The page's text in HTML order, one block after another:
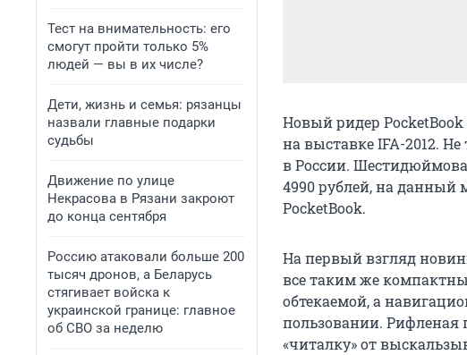
Тест на внимательность: его
смогут пройти только 5%
людей — вы в их числе?
Дети, жизнь и семья: рязанцы
назвали главные подарки
судьбы
Движение по улице
Некрасова в Рязани закроют
до конца сентября
Россию атаковали больше 200
тысяч дронов, а Беларусь
стягивает войска к
украинской границе: главное
об СВО за неделю
Новый ридер
на выставке IFA-2012.
в России.
4990 рублей, на данный
PocketBook.
На первый взгляд
все таким же
обтекаемой, а
пользовании. Рифленая
«читалку» от